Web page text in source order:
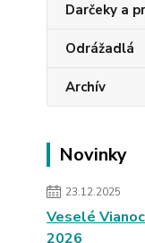
Darčeky a
Odrážadlá
Archív
Novinky
23.12.2025
Veselé
2026